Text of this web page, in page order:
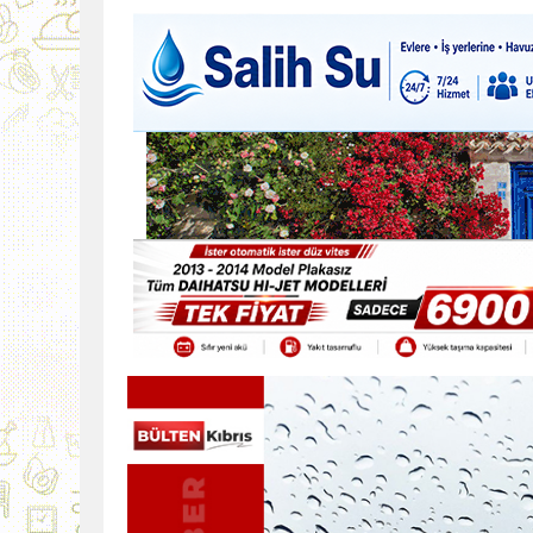
9:30 SON DAKİKA
13:42 BEROVA: HAYAT
20:30 Cumhurbaşkanı